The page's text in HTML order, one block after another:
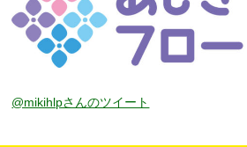
@mikihlpさんのツイート